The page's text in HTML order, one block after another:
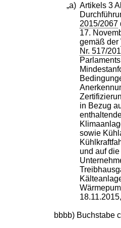
„a) Artikels 3
2015/2067
17.
gemäß der
Nr. 517/
in Bezug
sowie
und auf
bbbb) Buchstabe